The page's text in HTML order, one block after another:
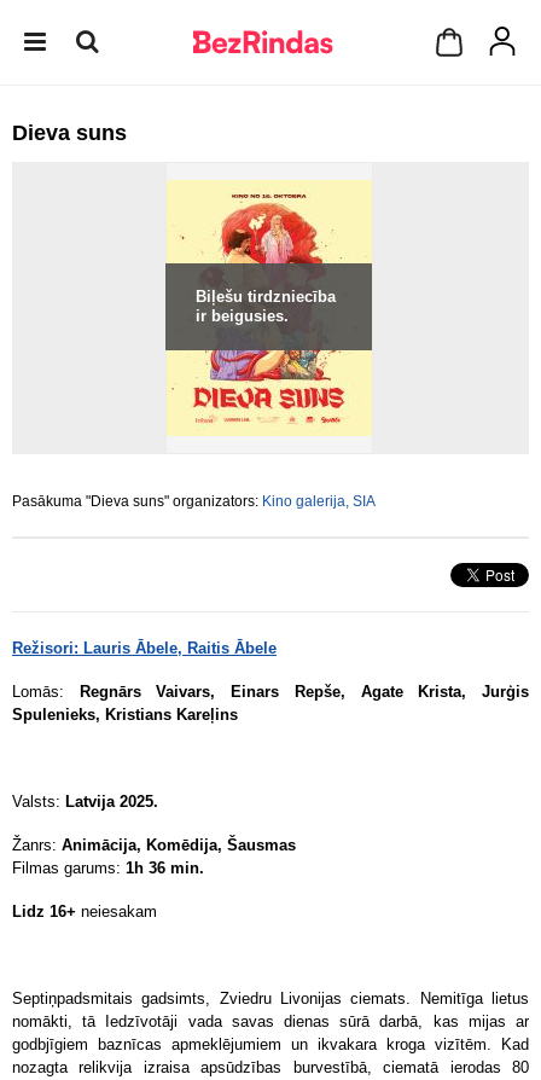
Dieva suns
Biļešu tirdzniecība
ir beigusies.
Pasākuma "Dieva suns" organizators: Kino galerija, SIA
Režisori: Lauris Ābele, Raitis Ābele
Lomās: Regnārs Vaivars, Einars Repše, Agate Krista, Jurģis
Spulenieks, Kristians Kareļins
Valsts: Latvija 2025.
Žanrs: Animācija, Komēdija, Šausmas
Filmas garums: 1h 36 min.
Lidz 16+ neiesakam
Septiņpadsmitais gadsimts, Zviedru Livonijas ciemats. Nemitīga lietus
nomākti, tā Iedzīvotāji vada savas dienas sūrā darbā, kas mijas ar
godbjīgiem baznīcas apmeklējumiem un ikvakara kroga vizītēm. Kad
nozagta relikvija izraisa apsūdzības burvestībā, ciematā ierodas 80